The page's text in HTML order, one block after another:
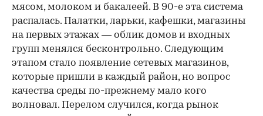
мясом, молоком и бакалеей. В 90-е эта система
распалась. Палатки, ларьки, кафешки, магазины
на первых этажах — облик домов и входных
групп менялся бесконтрольно. Следующим
этапом стало появление сетевых магазинов,
которые пришли в каждый район, но вопрос
качества среды по-прежнему мало кого
волновал. Перелом случился, когда рынок